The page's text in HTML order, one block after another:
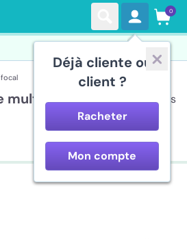
Déjà cliente ou
client ?
Racheter
Mon compte
0
multifocal 30 lentilles